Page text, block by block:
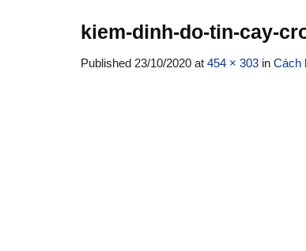
kiem-dinh-do-tin-cay-
Published 23/10/2020 at 454 × 303 in Cách